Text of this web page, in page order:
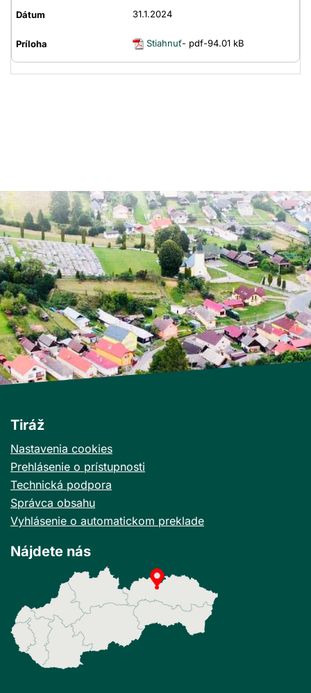
31.1.2024
Stiahnuť- pdf-94.01 kB
Tiráž
Nastavenia cookies
Prehlásenie o prístupnosti
Technická podpora
Správca obsahu
Vyhlásenie o automatickom preklade
Nájdete nás